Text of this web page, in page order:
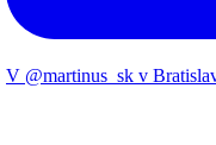
V @martinus_sk v